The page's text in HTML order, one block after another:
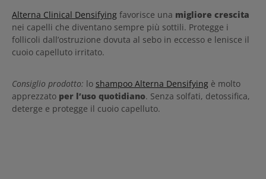
Alterna Clinical Densifying favorisce una migliore crescita
nei capelli che diventano sempre più sottili. Protegge i
follicoli dall’ostruzione dovuta al sebo in eccesso e lenisce il
cuoio capelluto irritato.
Consiglio prodotto: lo shampoo Alterna Densifying è molto
apprezzato per l’uso quotidiano. Senza solfati, detossifica,
deterge e protegge il cuoio capelluto.